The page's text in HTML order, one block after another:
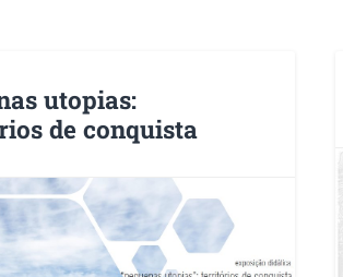
utopias:
de conquista